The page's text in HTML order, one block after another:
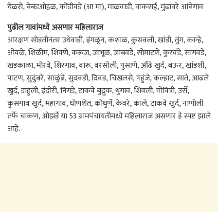
येळसे, बेबडओहळ, कोंडीवडे (आ मा), माळवाडी, वाकसई, मुंढावरे आंबेगाव
पुढील गावांमध्ये असणार महिलाराज
आरक्षण सोडतीनंतर उधेवाडी, इंगळून, कशाळ, कुसवली, खांडी, तुंग, कान्हे,
ओवळे, शिळीम, शिवणे, करूंज, जांभूळ, जांबवडे, सोमाटणे, कुरवंडे, सांगवडे,
खडकाळा, मोरवे, शिरगाव, वारू, वरसोली, पुसाणे, औंढे खुर्द, बऊर, खांडशी,
पाटण, सुदुंबरे, साळुंब्रे, सुदवडी, दिवड, चिखलसे, गहुंजे, कल्हाट, साते, आढले
खुर्द, डाहुली, इंदोरी, निगडे, टाकवे बुद्रुक, थुगाव, शिवली, गोवित्री, उर्से,
कुसगाव खुर्द, महागाव, घोणशेत, कोथुर्णे, केवरे, काले, टाकवे खुर्द, नाणोली
तर्फे चाकण, ओझर्डे या 53 ग्रामपंचायतीमध्ये महिलाराज असणार हे स्पष्ट झाले
आहे.